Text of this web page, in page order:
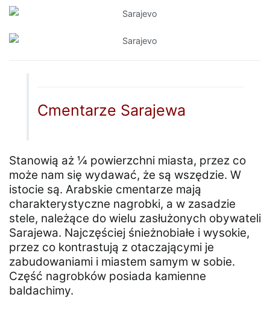
Cmentarze Sarajewa
Stanowią aż ¼ powierzchni miasta, przez co
może nam się wydawać, że są wszędzie. W
istocie są. Arabskie cmentarze mają
charakterystyczne nagrobki, a w zasadzie
stele, należące do wielu zasłużonych obywateli
Sarajewa. Najczęściej śnieżnobiałe i wysokie,
przez co kontrastują z otaczającymi je
zabudowaniami i miastem samym w sobie.
Część nagrobków posiada kamienne
baldachimy.